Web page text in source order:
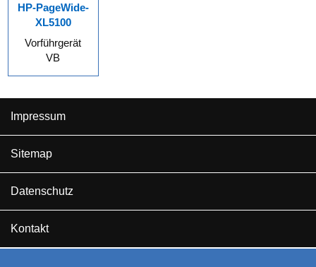
HP-PageWide-
XL5100
Vorführgerät
VB
Impressum
Sitemap
Datenschutz
Kontakt